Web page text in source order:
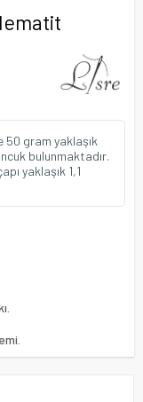
50 gram yaklaşık
bulunmaktadır.
yaklaşık 1,1